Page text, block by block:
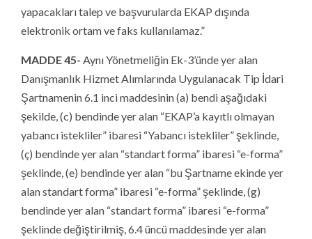
yapacakları talep ve başvurularda EKAP dışında
elektronik ortam ve faks kullanılamaz.”
MADDE 45- Aynı Yönetmeliğin Ek-3’ünde yer alan
Danışmanlık Hizmet Alımlarında Uygulanacak Tip İdari
Şartnamenin 6.1 inci maddesinin (a) bendi aşağıdaki
şekilde, (c) bendinde yer alan “EKAP’a kayıtlı olmayan
yabancı istekliler” ibaresi “Yabancı istekliler” şeklinde,
(ç) bendinde yer alan “standart forma” ibaresi “e-forma”
şeklinde, (e) bendinde yer alan “bu Şartname ekinde yer
alan standart forma” ibaresi “e-forma” şeklinde, (g)
bendinde yer alan “standart forma” ibaresi “e-forma”
şeklinde değiştirilmiş, 6.4 üncü maddesinde yer alan